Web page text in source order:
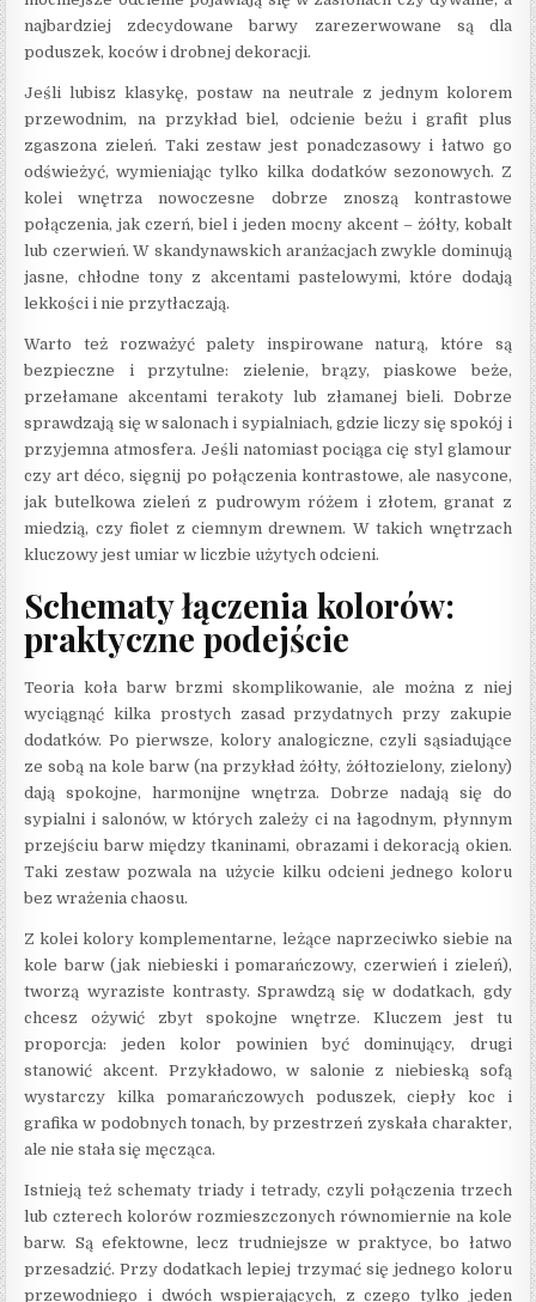
najbardziej zdecydowane barwy zarezerwowane są dla
poduszek, koców i drobnej dekoracji.
Jeśli lubisz klasykę, postaw na neutrale z jednym kolorem
przewodnim, na przykład biel, odcienie beżu i grafit plus
zgaszona zieleń. Taki zestaw jest ponadczasowy i łatwo go
odświeżyć, wymieniając tylko kilka dodatków sezonowych. Z
kolei wnętrza nowoczesne dobrze znoszą kontrastowe
połączenia, jak czerń, biel i jeden mocny akcent – żółty, kobalt
lub czerwień. W skandynawskich aranżacjach zwykle dominują
jasne, chłodne tony z akcentami pastelowymi, które dodają
lekkości i nie przytłaczają.
Warto też rozważyć palety inspirowane naturą, które są
bezpieczne i przytulne: zielenie, brązy, piaskowe beże,
przełamane akcentami terakoty lub złamanej bieli. Dobrze
sprawdzają się w salonach i sypialniach, gdzie liczy się spokój i
przyjemna atmosfera. Jeśli natomiast pociąga cię styl glamour
czy art déco, sięgnij po połączenia kontrastowe, ale nasycone,
jak butelkowa zieleń z pudrowym różem i złotem, granat z
miedzią, czy fiolet z ciemnym drewnem. W takich wnętrzach
kluczowy jest umiar w liczbie użytych odcieni.
Schematy łączenia kolorów:
praktyczne podejście
Teoria koła barw brzmi skomplikowanie, ale można z niej
wyciągnąć kilka prostych zasad przydatnych przy zakupie
dodatków. Po pierwsze, kolory analogiczne, czyli sąsiadujące
ze sobą na kole barw (na przykład żółty, żółtozielony, zielony)
dają spokojne, harmonijne wnętrza. Dobrze nadają się do
sypialni i salonów, w których zależy ci na łagodnym, płynnym
przejściu barw między tkaninami, obrazami i dekoracją okien.
Taki zestaw pozwala na użycie kilku odcieni jednego koloru
bez wrażenia chaosu.
Z kolei kolory komplementarne, leżące naprzeciwko siebie na
kole barw (jak niebieski i pomarańczowy, czerwień i zieleń),
tworzą wyraziste kontrasty. Sprawdzą się w dodatkach, gdy
chcesz ożywić zbyt spokojne wnętrze. Kluczem jest tu
proporcja: jeden kolor powinien być dominujący, drugi
stanowić akcent. Przykładowo, w salonie z niebieską sofą
wystarczy kilka pomarańczowych poduszek, ciepły koc i
grafika w podobnych tonach, by przestrzeń zyskała charakter,
ale nie stała się męcząca.
Istnieją też schematy triady i tetrady, czyli połączenia trzech
lub czterech kolorów rozmieszczonych równomiernie na kole
barw. Są efektowne, lecz trudniejsze w praktyce, bo łatwo
przesadzić. Przy dodatkach lepiej trzymać się jednego koloru
przewodniego i dwóch wspierających, z czego tylko jeden